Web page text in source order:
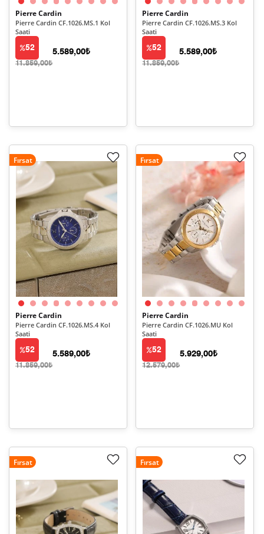
Pierre Cardin
Pierre Cardin CF.1026.MS.1 Kol
Saati
52
11.859,00₺
5.589,00₺
Pierre Cardin
Pierre Cardin CF.1026.MS.3 Kol
Saati
52
11.859,00₺
5.589,00₺
Fırsat
Pierre Cardin
Pierre Cardin CF.1026.MS.4 Kol
Saati
52
11.859,00₺
5.589,00₺
Fırsat
Pierre Cardin
Pierre Cardin CF.1026.MU Kol
Saati
52
12.579,00₺
5.929,00₺
Fırsat Fırsat